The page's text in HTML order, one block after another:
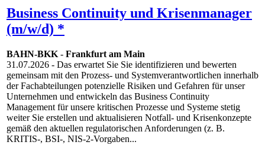
Business Continuity und Krisenmanager
(m/w/d) *
BAHN-BKK - Frankfurt am Main
31.07.2026 - Das erwartet Sie Sie identifizieren und bewerten
gemeinsam mit den Prozess- und Systemverantwortlichen innerhalb
der Fachabteilungen potenzielle Risiken und Gefahren für unser
Unternehmen und entwickeln das Business Continuity
Management für unsere kritischen Prozesse und Systeme stetig
weiter Sie erstellen und aktualisieren Notfall- und Krisenkonzepte
gemäß den aktuellen regulatorischen Anforderungen (z. B.
KRITIS-, BSI-, NIS-2-Vorgaben...